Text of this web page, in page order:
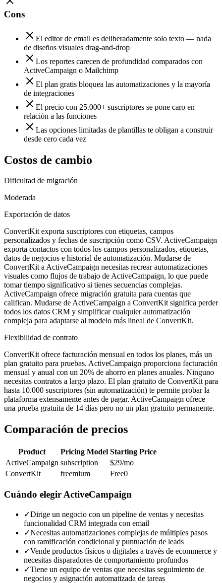
Cons
El editor de email es deliberadamente solo texto — nada
de diseños visuales drag-and-drop
Los reportes carecen de profundidad comparados con
ActiveCampaign o Mailchimp
El plan gratis bloquea las automatizaciones y la mayoría
de integraciones
El precio con 25.000+ suscriptores se pone caro en
relación a las funciones
Las opciones limitadas de plantillas te obligan a construir
desde cero cada vez
Costos de cambio
Dificultad de migración
Moderada
Exportación de datos
ConvertKit exporta suscriptores con etiquetas, campos
personalizados y fechas de suscripción como CSV. ActiveCampaign
exporta contactos con todos los campos personalizados, etiquetas,
datos de negocios e historial de automatización. Mudarse de
ConvertKit a ActiveCampaign necesitas recrear automatizaciones
visuales como flujos de trabajo de ActiveCampaign, lo que puede
tomar tiempo significativo si tienes secuencias complejas.
ActiveCampaign ofrece migración gratuita para cuentas que
califican. Mudarse de ActiveCampaign a ConvertKit significa perder
todos los datos CRM y simplificar cualquier automatización
compleja para adaptarse al modelo más lineal de ConvertKit.
Flexibilidad de contrato
ConvertKit ofrece facturación mensual en todos los planes, más un
plan gratuito para pruebas. ActiveCampaign proporciona facturación
mensual y anual con un 20% de ahorro en planes anuales. Ninguno
necesitas contratos a largo plazo. El plan gratuito de ConvertKit para
hasta 10.000 suscriptores (sin automatización) te permite probar la
plataforma extensamente antes de pagar. ActiveCampaign ofrece
una prueba gratuita de 14 días pero no un plan gratuito permanente.
Comparación de precios
Product Pricing Model Starting Price
ActiveCampaign subscription $29/mo
ConvertKit
freemium Free0
Cuándo elegir ActiveCampaign
✓Dirige un negocio con un pipeline de ventas y necesitas
funcionalidad CRM integrada con email
✓Necesitas automatizaciones complejas de múltiples pasos
con ramificación condicional y puntuación de leads
✓Vende productos físicos o digitales a través de ecommerce y
necesitas disparadores de comportamiento profundos
✓Tiene un equipo de ventas que necesitas seguimiento de
negocios y asignación automatizada de tareas